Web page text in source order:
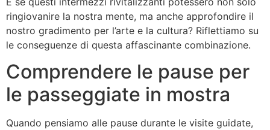
ringiovanire la nostra mente, ma anche approfondire il
nostro gradimento per l’arte e la cultura? Riflettiamo su
le conseguenze di questa affascinante combinazione.
Comprendere le pause per
le passeggiate in mostra
Quando pensiamo alle pause durante le visite guidate,